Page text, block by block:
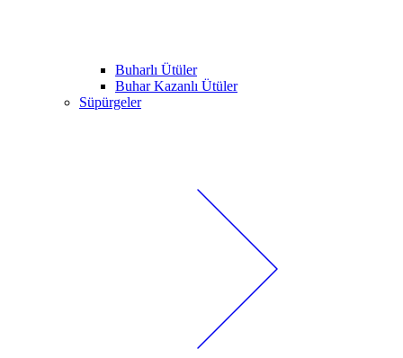
Buharlı Ütüler
Buhar Kazanlı Ütüler
Süpürgeler